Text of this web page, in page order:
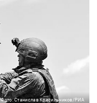
Фото: Станислав Красильников/РИА